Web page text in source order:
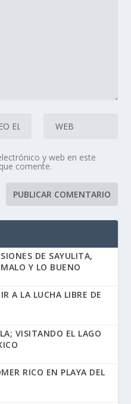
y web en este
comente.
DE SAYULITA,
Y LO BUENO
A LA LUCHA LIBRE DE
VISITANDO EL LAGO
RICO EN PLAYA DEL